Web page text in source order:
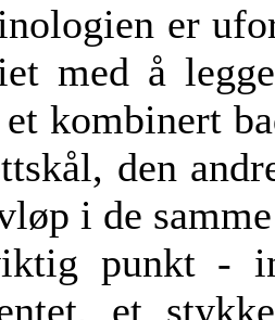
er
med å
kombinert
den
i de
punkt -
et